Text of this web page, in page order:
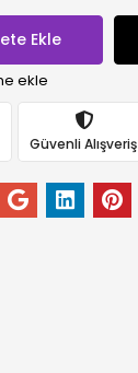
Ekle
ekle
Güvenli Alışveriş